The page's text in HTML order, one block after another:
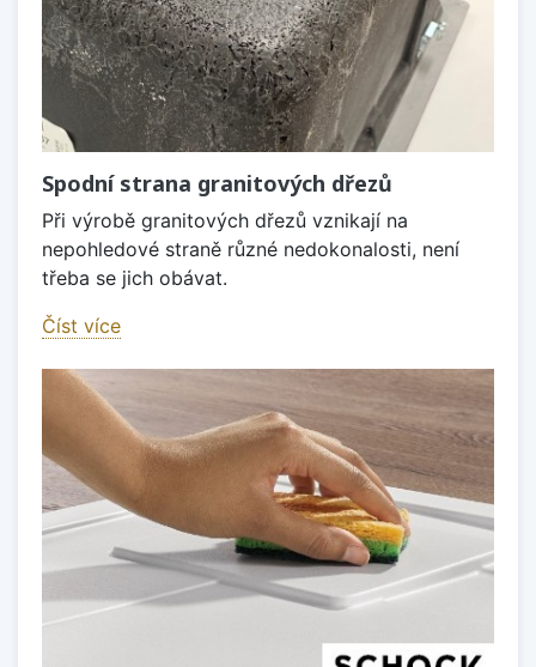
Spodní strana granitových dřezů
Při výrobě granitových dřezů vznikají na
nepohledové straně různé nedokonalosti, není
třeba se jich obávat.
Číst více